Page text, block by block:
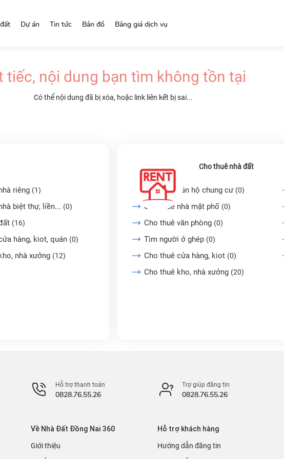
Dự án Tin tức Bản đồ Bảng giá dịch vụ
tiếc, nội dung bạn tìm không tồn tại
Có thể nội dung đã bị xóa, hoặc link liên kết bị sai...
riêng (1)
biệt thự, liền... (0)
(16)
hàng, kiot, quán (0)
nhà xưởng (12)
Cho thuê nhà đất
Cho thuê căn hộ chung cư (0)
Cho thuê nhà mặt phố (0)
Cho thuê văn phòng (0)
Tìm người ở ghép (0)
Cho thuê cửa hàng, kiot (0)
Cho thuê kho, nhà xưởng (20)
Hỗ trợ thanh toán
0828.76.55.26
Trợ giúp đăng tin
0828.76.55.26
Về Nhà Đất Đồng Nai 360
Giới thiệu
Hỗ trợ khách hàng
Hướng dẫn đăng tin